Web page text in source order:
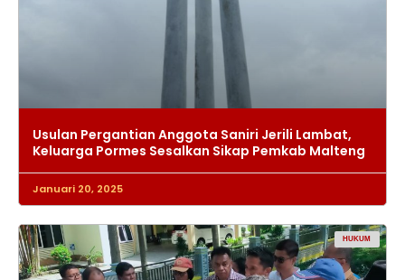
Usulan Pergantian Anggota Saniri Jerili Lambat,
Keluarga Pormes Sesalkan Sikap Pemkab Malteng
Januari 20, 2025
HUKUM